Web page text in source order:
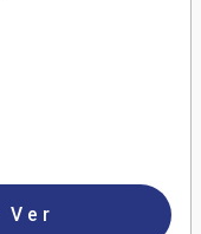
Ver